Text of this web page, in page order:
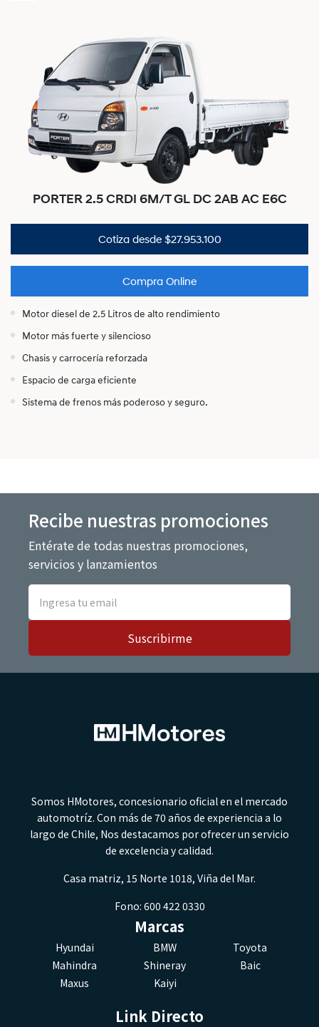
PORTER 2.5 CRDI 6M/T GL DC 2AB AC E6C
Cotiza desde $27.953.100
Compra Online
Motor diesel de 2.5 Litros de alto rendimiento
Motor más fuerte y silencioso
Chasis y carrocería reforzada
Espacio de carga eficiente
Sistema de frenos más poderoso y seguro.
Recibe nuestras promociones
Entérate de todas nuestras promociones,
servicios y lanzamientos
Suscribirme
Somos HMotores, concesionario oficial en el mercado
automotríz. Con más de 70 años de experiencia a lo
largo de Chile, Nos destacamos por ofrecer un servicio
de excelencia y calidad.
Casa matriz, 15 Norte 1018, Viña del Mar.
Fono: 600 422 0330
Marcas
Hyundai BMW
Toyota
Mahindra
Shineray
Baic
Maxus
Kaiyi
Link Directo